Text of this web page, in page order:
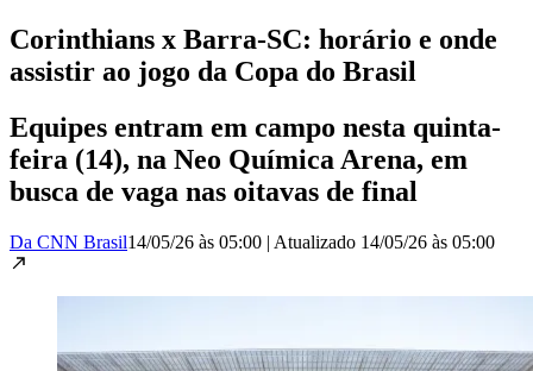
Corinthians x Barra-SC: horário e onde
assistir ao jogo da Copa do Brasil
Equipes entram em campo nesta quinta-
feira (14), na Neo Química Arena, em
busca de vaga nas oitavas de final
Da CNN Brasil14/05/26 às 05:00 | Atualizado 14/05/26 às 05:00